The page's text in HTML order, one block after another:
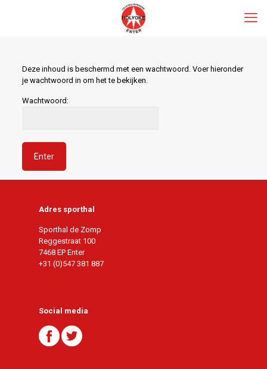
Deze inhoud is beschermd met een wachtwoord. Voer hieronder
je wachtwoord in om het te bekijken.
Wachtwoord:
Adres sporthal
Sporthal de Zomp
Reggestraat 100
7468 EP Enter
+31 (0)547 381 887
Social media